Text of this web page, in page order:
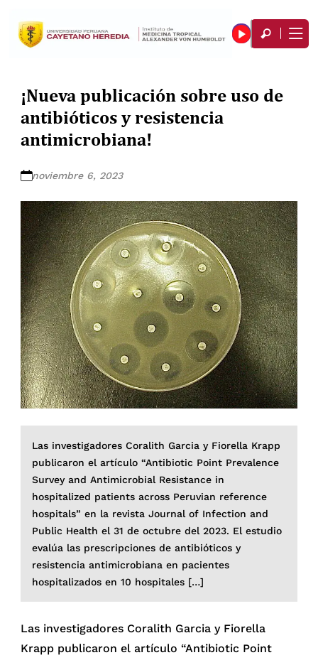
¡Nueva publicación sobre uso de
antibióticos y resistencia
antimicrobiana!
noviembre 6, 2023
Las investigadores Coralith Garcia y Fiorella Krapp
publicaron el artículo “Antibiotic Point Prevalence
Survey and Antimicrobial Resistance in
hospitalized patients across Peruvian reference
hospitals” en la revista Journal of Infection and
Public Health el 31 de octubre del 2023. El estudio
evalúa las prescripciones de antibióticos y
resistencia antimicrobiana en pacientes
hospitalizados en 10 hospitales […]
Las investigadores Coralith Garcia y Fiorella
Krapp publicaron el artículo “Antibiotic Point